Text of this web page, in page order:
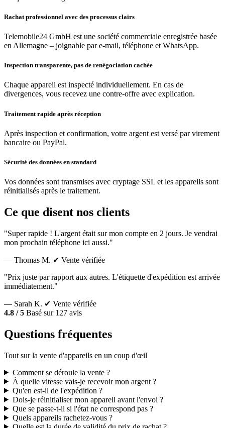
Rachat professionnel avec des processus clairs
Telemobile24 GmbH est une société commerciale enregistrée basée
en Allemagne – joignable par e-mail, téléphone et WhatsApp.
Inspection transparente, pas de renégociation cachée
Chaque appareil est inspecté individuellement. En cas de
divergences, vous recevez une contre-offre avec explication.
Traitement rapide après réception
Après inspection et confirmation, votre argent est versé par virement
bancaire ou PayPal.
Sécurité des données en standard
Vos données sont transmises avec cryptage SSL et les appareils sont
réinitialisés après le traitement.
Ce que disent nos clients
"Super rapide ! L'argent était sur mon compte en 2 jours. Je vendrai
mon prochain téléphone ici aussi."
— Thomas M. ✔ Vente vérifiée
"Prix juste par rapport aux autres. L'étiquette d'expédition est arrivée
immédiatement."
— Sarah K. ✔ Vente vérifiée
4.8 / 5 Basé sur 127 avis
Questions fréquentes
Tout sur la vente d'appareils en un coup d'œil
Comment se déroule la vente ?
À quelle vitesse vais-je recevoir mon argent ?
Qu'en est-il de l'expédition ?
Dois-je réinitialiser mon appareil avant l'envoi ?
Que se passe-t-il si l'état ne correspond pas ?
Quels appareils rachetez-vous ?